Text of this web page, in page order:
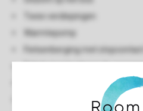
Twee verdiepingen
Warmtepomp
Fietsenberging met